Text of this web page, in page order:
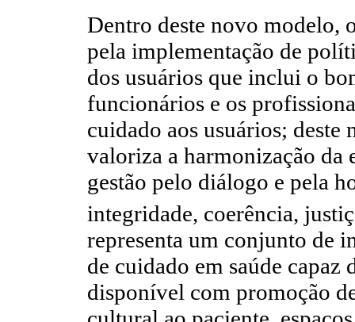
Dentro deste novo modelo,
pela implementação de
dos usuários que inclui o
funcionários e os
cuidado aos usuários;
valoriza a harmonização da
gestão pelo diálogo e pela
integridade, coerência,
representa um conjunto de
de cuidado em saúde
disponível com promoção